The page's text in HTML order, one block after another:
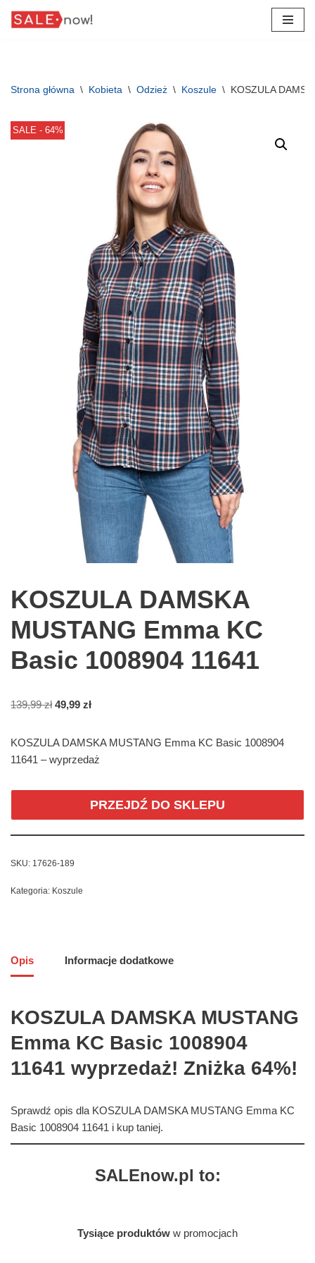
Strona główna \ Kobieta \ Odzież \ Koszule \ KOSZULA
SALE - 64%
KOSZULA DAMSKA
MUSTANG Emma KC
Basic 1008904 11641
139,99zł 49,99 zł
KOSZULA DAMSKA MUSTANG Emma KC Basic 1008904
11641 – wyprzedaż
PRZEJDŹ DO SKLEPU
SKU: 17626-189
Kategoria: Koszule
Opis Informacje dodatkowe
KOSZULA DAMSKA MUSTANG
Emma KC Basic 1008904
11641 wyprzedaż! Zniżka 64%!
Sprawdź opis dla KOSZULA DAMSKA MUSTANG Emma KC
Basic 1008904 11641 i kup taniej.
SALEnow.pl to:
Tysiące produktów w promocjach